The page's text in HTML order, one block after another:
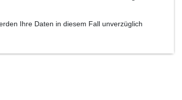
Ihre Daten in diesem Fall unverzüglich